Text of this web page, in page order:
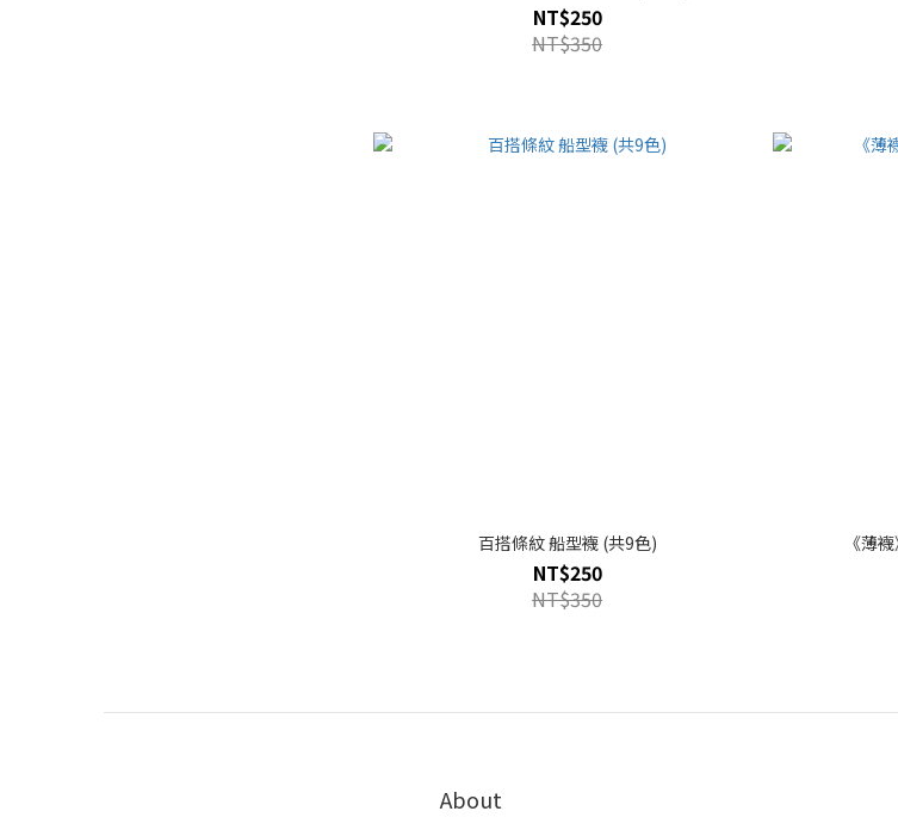
NT$250
NT$350
百搭條紋 船型襪 (共9色)
NT$250
NT$350
《薄
About